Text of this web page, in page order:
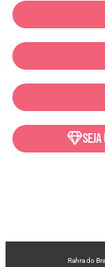
Rahra do